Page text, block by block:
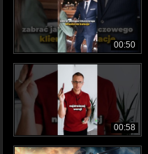
00:50
00:58